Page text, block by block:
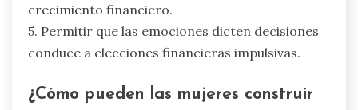
crecimiento financiero.
5. Permitir que las emociones dicten decisiones
conduce a elecciones financieras impulsivas.
¿Cómo pueden las mujeres construir